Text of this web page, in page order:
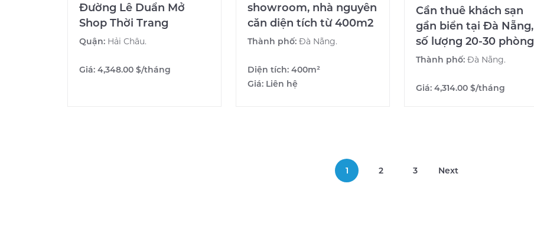
Đường Lê Duẩn Mở
Shop Thời Trang
Quận: Hải Châu.
Giá:4,348.00 $/tháng
showroom, nhà nguyên
căn diện tích từ 400m2
Thành phố: Đà Nẵng.
Diện tích:400m²
Giá: Liên hệ
Cần thuê khách sạn
gần biển tại Đà Nẵng,
số lượng 20-30 phòng
Thành phố: Đà Nẵng.
Giá:4,314.00 $/tháng
1 2 3 Next